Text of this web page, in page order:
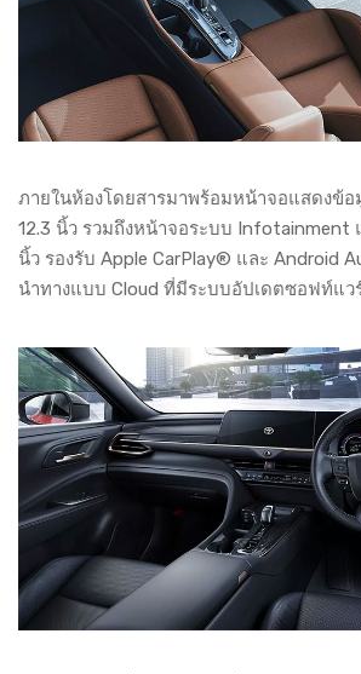
ภายในห้องโดยสารมาพร้อมหน้าจอแสดงข้
12.3 นิ้ว รวมถึงหน้าจอระบบ Infotainment
นิ้ว รองรับ Apple CarPlay® และ Android
นำทางแบบ Cloud ที่มีระบบอัปเดตซอฟท์แว